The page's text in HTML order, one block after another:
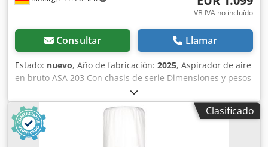
VB IVA no incluído
Consultar Llamar
Estado: nuevo, Año de fabricación: 2025, Aspirador de aire
en bruto ASA 203 Con chasis de serie Dimensiones y pesos
Volumen de recogida de virutas: 175 l Diámetro nominal
exterior de la conexión de aspiración: 200 mm Longitud
aproximada: 1061 mm Ancho/Profundidad aproximada:
577 mm Altura aproximada: 2300 mm Peso aproximado: 60
kg Datos eléctricos Tensión de conexión: 400 V Frecuencia
Clasificado